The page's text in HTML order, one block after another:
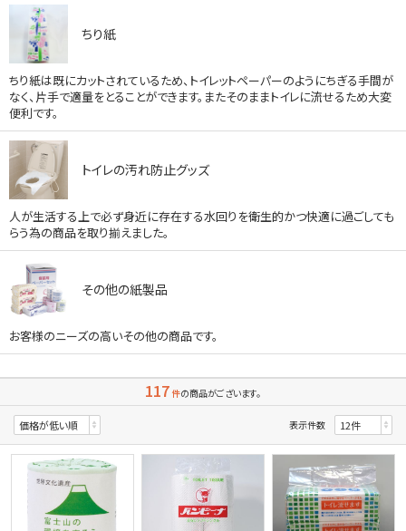
ちり紙
ちり紙は既にカットされているため、トイレットペーパーのようにちぎる手間が
なく、片手で適量をとることができます。またそのままトイレに流せるため大変
便利です。
トイレの汚れ防止グッズ
人が生活する上で必ず身近に存在する水回りを衛生的かつ快適に過ごしても
らう為の商品を取り揃えました。
その他の紙製品
お客様のニーズの高いその他の商品です。
117 件の商品がございます。
表示件数